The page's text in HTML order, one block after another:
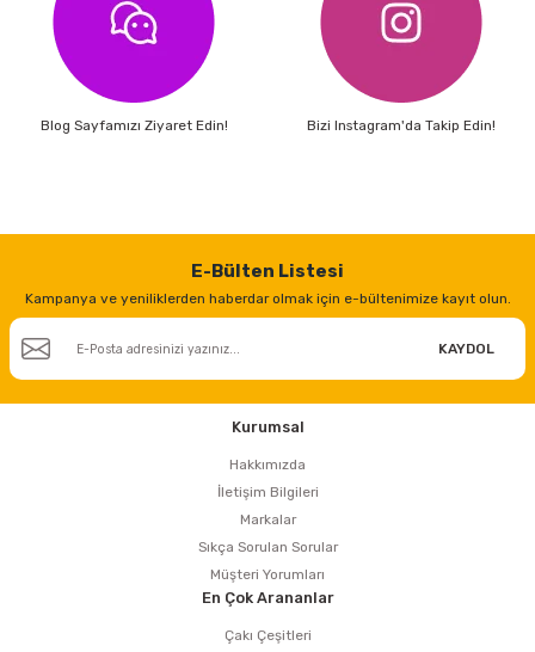
Blog Sayfamızı Ziyaret Edin! Bizi Instagram'da Takip Edin!
E-Bülten Listesi
Kampanya ve yeniliklerden haberdar olmak için e-bültenimize kayıt olun.
KAYDOL
Kurumsal
Hakkımızda
İletişim Bilgileri
Markalar
Sıkça Sorulan Sorular
Müşteri Yorumları
En Çok Arananlar
Çakı Çeşitleri